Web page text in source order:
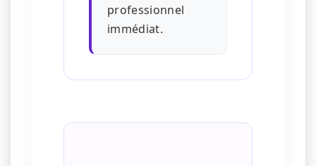
professionnel
immédiat.